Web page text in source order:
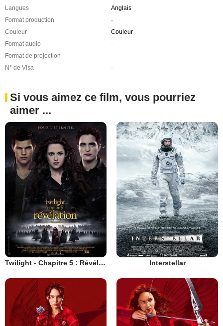
Langues
Anglais
Format production
-
Couleur
Couleur
Format audio
-
Format de projection
-
N° de Visa
-
Si vous aimez ce film, vous pourriez
aimer ...
Twilight - Chapitre 5 : Révélation 2e partie Interstellar